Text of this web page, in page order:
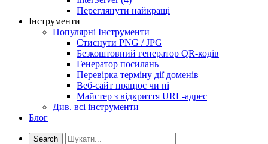
Переглянути найкращі
Інструменти
Популярні Інструменти
Стиснути PNG / JPG
Безкоштовний генератор QR-кодів
Генератор посилань
Перевірка терміну дії доменів
Веб-сайт працює чи ні
Майстер з відкриття URL-aдрес
Див. всі інструменти
Блог